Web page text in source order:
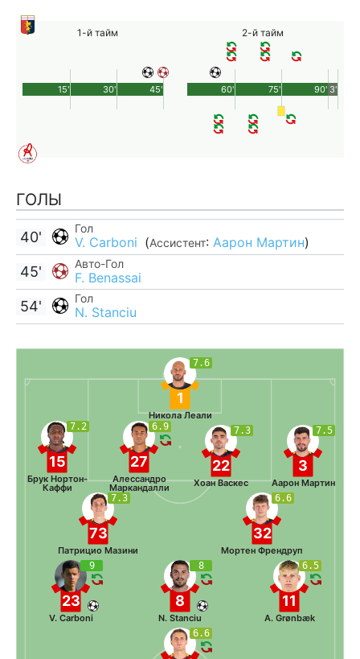
1-й тайм
45'
15' 30'
2-й тайм
90'
60' 75' 3'
ГОЛЫ
Гол
V. Carboni (Ассистент: Аарон Мартин)
40'
Авто-Гол
F. Benassai
45'
Гол
N. Stanciu
54'
7.6
1
Никола Леали
7.5
3
Аарон Мартин
7.3
22
Хоан Васкес
6.9
27
Алессандро
Маркандалли
7.2
15
Брук Нортон-
Каффи
6.6
32
Мортен Френдруп
7.3
73
Патрицио Мазини
6.5
11
A. Grønbæk
8
8
N. Stanciu
9
23
V. Carboni
6.6